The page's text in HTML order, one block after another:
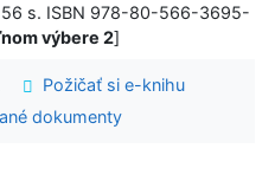
s. ISBN 978-80-566-3695-
výbere 2]
Požičať si e-knihu
dokumenty